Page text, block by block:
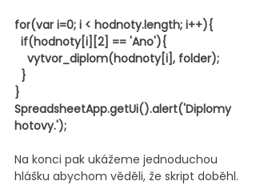
for(var i=0; i < hodnoty.length; i++){
  if(hodnoty[i][2] == 'Ano'){
    vytvor_diplom(hodnoty[i], folder);
  }
}
SpreadsheetApp.getUi().alert('Diplomy
hotovy.');
Na konci pak ukážeme jednoduchou
hlášku abychom věděli, že skript doběhl.